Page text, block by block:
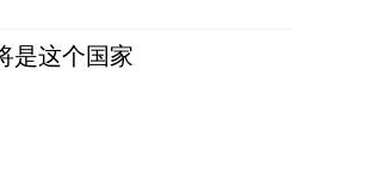
是这个国家